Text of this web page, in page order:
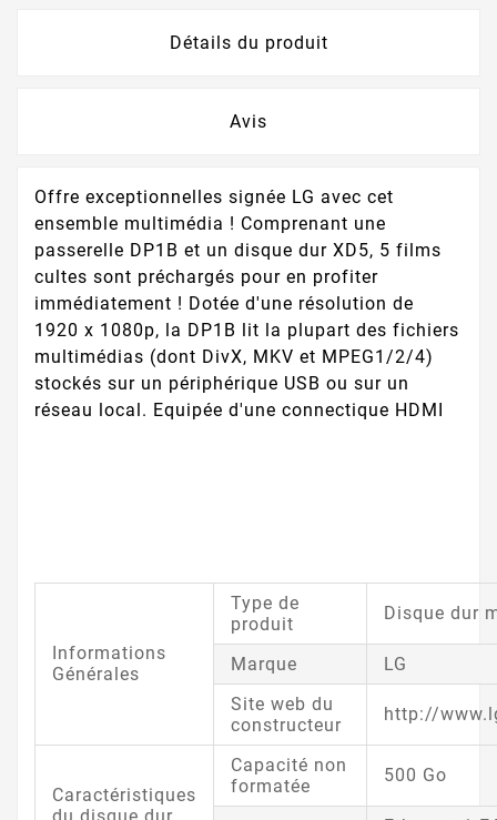
Détails du produit
Avis
Offre exceptionnelles signée LG avec cet
ensemble multimédia ! Comprenant une
passerelle DP1B et un disque dur XD5, 5 films
cultes sont préchargés pour en profiter
immédiatement ! Dotée d'une résolution de
1920 x 1080p, la DP1B lit la plupart des fichiers
multimédias (dont DivX, MKV et MPEG1/2/4)
stockés sur un périphérique USB ou sur un
réseau local. Equipée d'une connectique HDMI
Informations
Générales
Type de
produit
Disque dur
Marque
LG
Site web du
constructeur
http://
Caractéristiques
Capacité non
formatée
500 Go